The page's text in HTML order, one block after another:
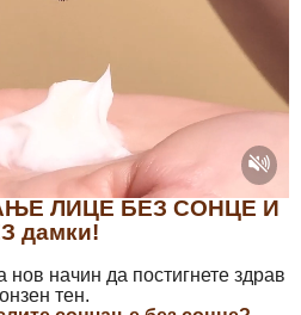
ЛИЦЕ БЕЗ СОНЦЕ И
дамки!
нов начин да постигнете здрав
тен.